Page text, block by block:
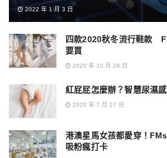
2022 年 1 月 3 日
四款2020秋冬流行鞋款
要買
2020 年 10 月 26 日
紅屁屁怎麼辦？智慧尿濕
2020 年 7 月 27 日
港澳星馬女孩都愛穿！
吸粉瘋打卡